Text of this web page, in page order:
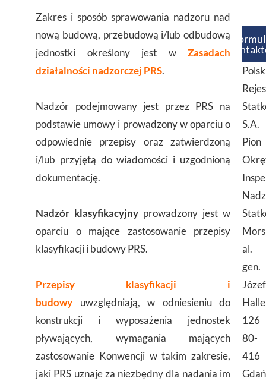
Zakres i sposób sprawowania nadzoru nad
nową budową, przebudową i/lub odbudową
jednostki określony jest w Zasadach
działalności nadzorczej PRS.
Nadzór podejmowany jest przez PRS na
podstawie umowy i prowadzony w oparciu o
odpowiednie przepisy oraz zatwierdzoną
i/lub przyjętą do wiadomości i uzgodnioną
dokumentację.
Nadzór klasyfikacyjny prowadzony jest w
oparciu o mające zastosowanie przepisy
klasyfikacji i budowy PRS.
Przepisy klasyfikacji i
budowy
uwzględniają, w odniesieniu do
konstrukcji i wyposażenia jednostek
pływających, wymagania mających
zastosowanie Konwencji w takim zakresie,
jaki PRS uznaje za niezbędny dla nadania im
S.A.
Pion
al.
gen.
126
80-
416